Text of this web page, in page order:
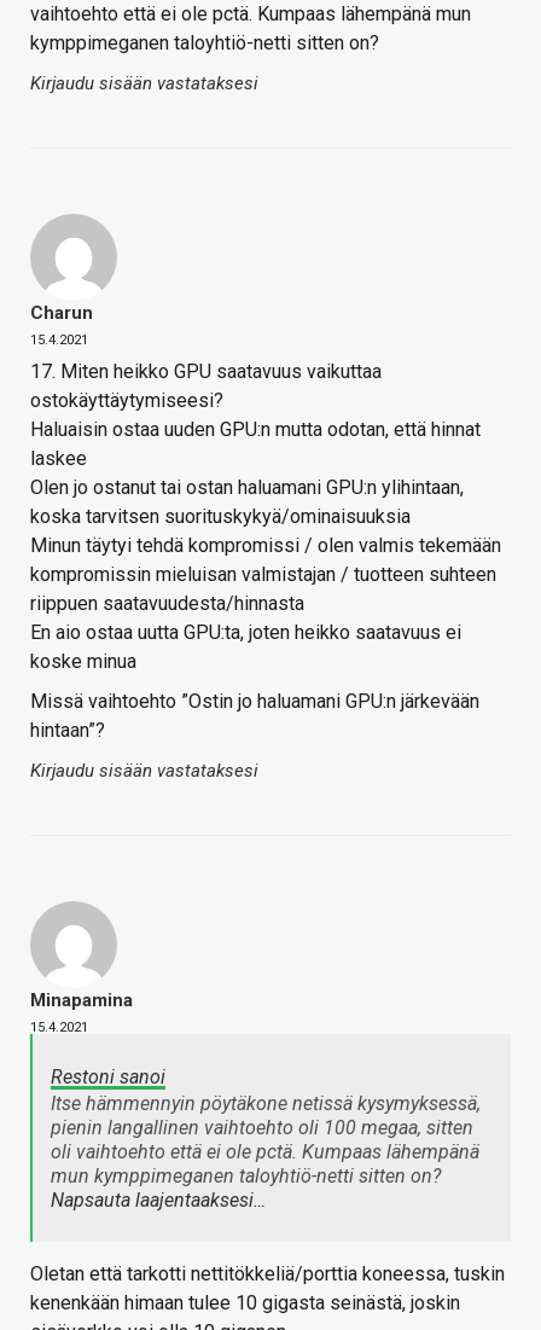
vaihtoehto että ei ole pctä. Kumpaas lähempänä mun
kymppimeganen taloyhtiö-netti sitten on?
Kirjaudu sisään vastataksesi
Charun
15.4.2021
17. Miten heikko GPU saatavuus vaikuttaa
ostokäyttäytymiseesi?
Haluaisin ostaa uuden GPU:n mutta odotan, että hinnat
laskee
Olen jo ostanut tai ostan haluamani GPU:n ylihintaan,
koska tarvitsen suorituskykyä/ominaisuuksia
Minun täytyi tehdä kompromissi / olen valmis tekemään
kompromissin mieluisan valmistajan / tuotteen suhteen
riippuen saatavuudesta/hinnasta
En aio ostaa uutta GPU:ta, joten heikko saatavuus ei
koske minua
Missä vaihtoehto ”Ostin jo haluamani GPU:n järkevään
hintaan”?
Kirjaudu sisään vastataksesi
Minapamina
15.4.2021
Restoni sanoi
Itse hämmennyin pöytäkone netissä kysymyksessä,
pienin langallinen vaihtoehto oli 100 megaa, sitten
oli vaihtoehto että ei ole pctä. Kumpaas lähempänä
mun kymppimeganen taloyhtiö-netti sitten on?
Napsauta laajentaaksesi…
Oletan että tarkotti nettitökkeliä/porttia koneessa, tuskin
kenenkään himaan tulee 10 gigasta seinästä, joskin